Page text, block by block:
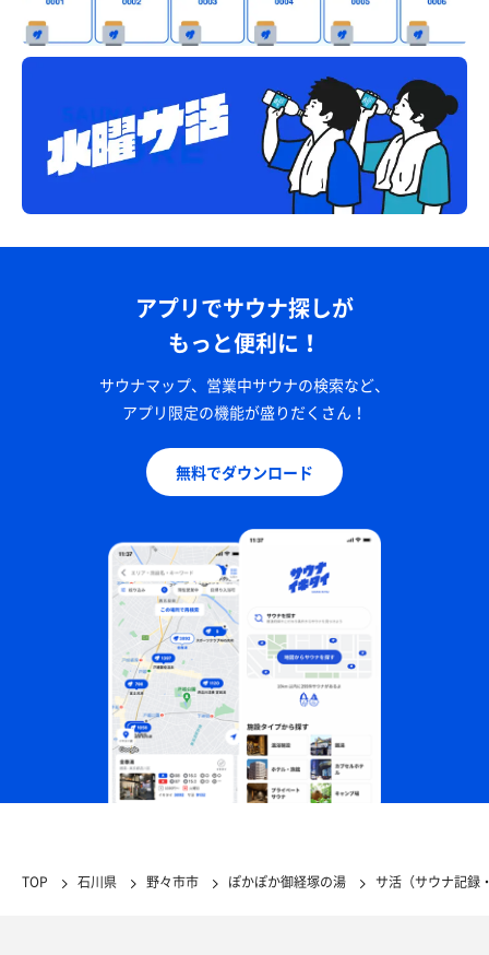
アプリでサウナ探しが
もっと便利に！
サウナマップ、営業中サウナの検索など、
アプリ限定の機能が盛りだくさん！
無料でダウンロード
TOP 石川県 野々市市 ぽかぽか御経塚の湯 サ活（サウナ記録